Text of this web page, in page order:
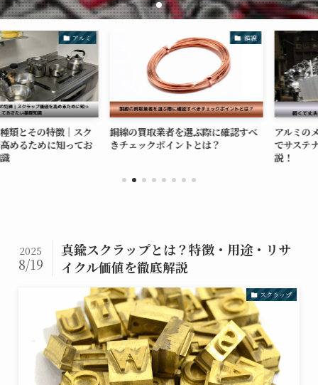
アルミ
の特徴｜スク
めに知ってお
銅線の買取業者を選ぶ際に確認すべ
きチェックポイントとは？
アルミのメリッ
でサステナブ
真鍮スクラップとは？特徴・用途・リサ
イクル価値を徹底解説
2025
8/19
スクラップ